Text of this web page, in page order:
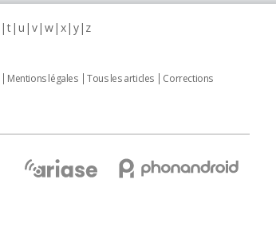
t u v w x y z
Mentions légales Tous les articles
Corrections